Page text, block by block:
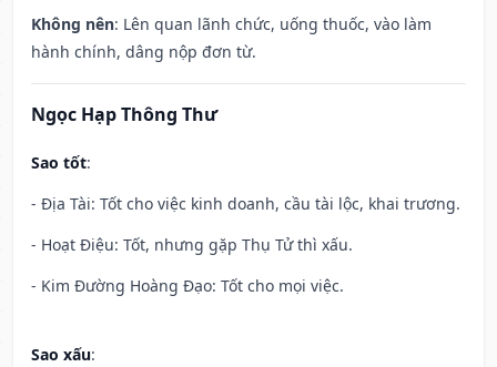
Không nên: Lên quan lãnh chức, uống thuốc, vào làm
hành chính, dâng nộp đơn từ.
Ngọc Hạp Thông Thư
Sao tốt:
- Địa Tài: Tốt cho việc kinh doanh, cầu tài lộc, khai trương.
- Hoạt Điệu: Tốt, nhưng gặp Thụ Tử thì xấu.
- Kim Đường Hoàng Đạo: Tốt cho mọi việc.
Sao xấu: